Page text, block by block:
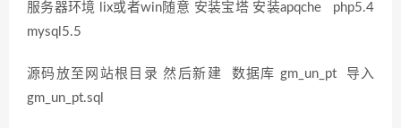
服务器环境 lix或者win随意 安装宝塔 安装apqche php5.4
mysql5.5
源码放至网站根目录 然后新建 数据库 gm_un_pt 导入
gm_un_pt.sql